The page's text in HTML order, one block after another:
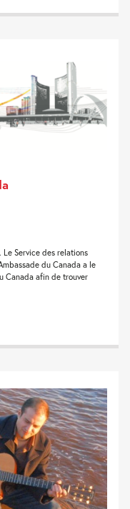
Service des relations
du Canada a le
Canada afin de trouver